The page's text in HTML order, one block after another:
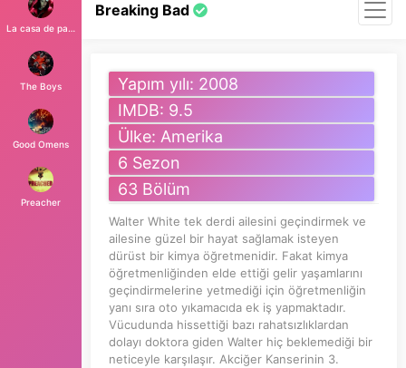
La casa de papel
The Boys
Good Omens
Preacher
Breaking Bad
Yapım yılı: 2008
IMDB: 9.5
Ülke: Amerika
6 Sezon
63 Bölüm
Walter White tek derdi ailesini geçindirmek ve
ailesine güzel bir hayat sağlamak isteyen
dürüst bir kimya öğretmenidir. Fakat kimya
öğretmenliğinden elde ettiği gelir yaşamlarını
geçindirmelerine yetmediği için öğretmenliğin
yanı sıra oto yıkamacıda ek iş yapmaktadır.
Vücudunda hissettiği bazı rahatsızlıklardan
dolayı doktora giden Walter hiç beklemediği bir
neticeyle karşılaşır. Akciğer Kanserinin 3.